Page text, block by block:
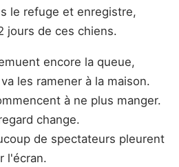
le refuge et enregistre,
jours de ces chiens.
encore la queue,
les ramener à la maison.
à ne plus manger.
change.
de spectateurs pleurent
l'écran.